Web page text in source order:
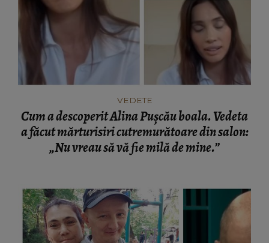
VEDETE
Cum a descoperit Alina Pușcău boala. Vedeta
a făcut mărturisiri cutremurătoare din salon:
„Nu vreau să vă fie milă de mine.”